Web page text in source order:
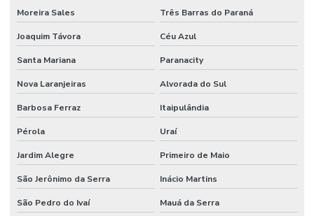
Moreira Sales Três Barras do Paraná
Joaquim Távora Céu Azul
Santa Mariana Paranacity
Nova Laranjeiras Alvorada do Sul
Barbosa Ferraz Itaipulândia
Pérola Uraí
Jardim Alegre Primeiro de Maio
São Jerônimo da Serra Inácio Martins
São Pedro do Ivaí Mauá da Serra